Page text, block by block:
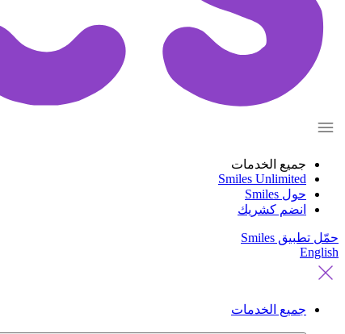
جميع الخدمات
Smiles Unlimited
حول Smiles
انضم كشريك
حمّل تطبيق Smiles
English
جميع الخدمات